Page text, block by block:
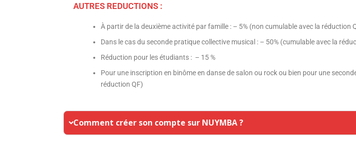
AUTRES REDUCTIONS :
À partir de la deuxième activité par famille : – 5% (non cumulable avec la réduction
Dans le cas du seconde pratique collective musical : – 50% (cumulable avec la
Réduction pour les étudiants : – 15 %
Pour une inscription en binôme en danse de salon ou rock ou bien pour une
réduction QF)
Comment créer son compte sur NUYMBA ?